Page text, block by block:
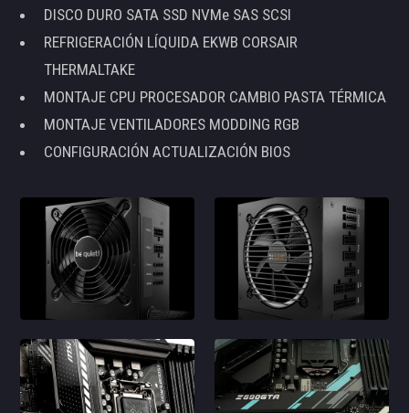
DISCO DURO SATA SSD NVMe SAS SCSI
REFRIGERACIÓN LÍQUIDA EKWB CORSAIR
THERMALTAKE
MONTAJE CPU PROCESADOR CAMBIO PASTA TÉRMICA
MONTAJE VENTILADORES MODDING RGB
CONFIGURACIÓN ACTUALIZACIÓN BIOS